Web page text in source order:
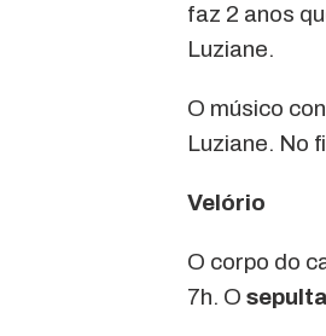
faz 2 anos
Luziane.
O músico
Luziane. No
Velório
O corpo do
7h. O